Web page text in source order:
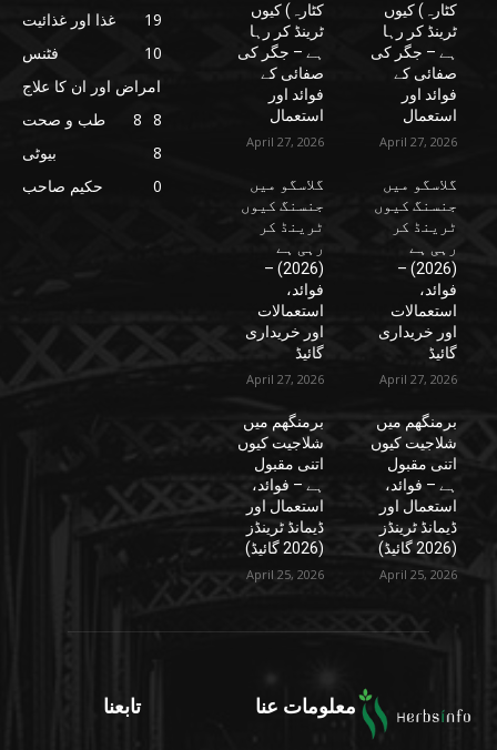
کٹارہ) کیوں
ٹرینڈ کر رہا
ہے – جگر کی
صفائی کے
فوائد اور
استعمال
April 27, 2026
گلاسگو میں
جنسنگ کیوں
ٹرینڈ کر
رہی ہے
(2026) –
فوائد،
استعمالات
اور خریداری
گائیڈ
April 27, 2026
برمنگھم میں
شلاجیت کیوں
اتنی مقبول
ہے – فوائد،
استعمال اور
ڈیمانڈ ٹرینڈز
(2026 گائیڈ)
April 25, 2026
کٹارہ) کیوں
ٹرینڈ کر رہا
ہے – جگر کی
صفائی کے
فوائد اور
استعمال
April 27, 2026
گلاسگو میں
جنسنگ کیوں
ٹرینڈ کر
رہی ہے
(2026) –
فوائد،
استعمالات
اور خریداری
گائیڈ
April 27, 2026
برمنگھم میں
شلاجیت کیوں
اتنی مقبول
ہے – فوائد،
استعمال اور
ڈیمانڈ ٹرینڈز
(2026 گائیڈ)
April 25, 2026
غذا اور غذائیت
19
فٹنس
10
امراض اور ان کا علاج
8
طب و صحت
8
بیوٹی
8
حکیم صاحب
0
معلومات عنا تابعنا